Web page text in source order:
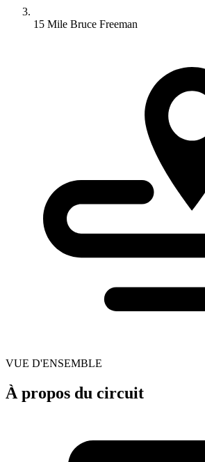
15 Mile Bruce Freeman
VUE D'ENSEMBLE
À propos du circuit